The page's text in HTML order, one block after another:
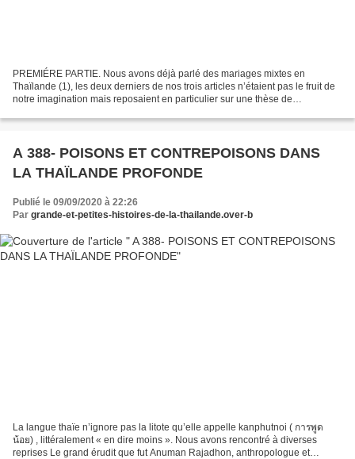
PREMIÉRE PARTIE. Nous avons déjà parlé des mariages mixtes en
Thaïlande (1), les deux derniers de nos trois articles n’étaient pas le fruit de
notre imagination mais reposaient en particulier sur une thèse de
A 388- POISONS ET CONTREPOISONS DANS
LA THAÏLANDE PROFONDE
Publié le 09/09/2020 à 22:26
Par grande-et-petites-histoires-de-la-thailande.over-b
La langue thaïe n’ignore pas la litote qu’elle appelle kanphutnoi ( การพูด
น้อย) , littéralement « en dire moins ». Nous avons rencontré à diverses
reprises Le grand érudit que fut Anuman Rajadhon, anthropologue et